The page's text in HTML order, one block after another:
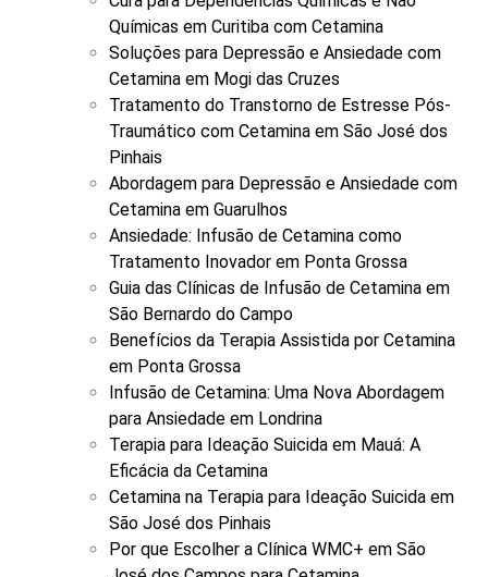
Químicas em Curitiba com Cetamina
Soluções para Depressão e Ansiedade com
Cetamina em Mogi das Cruzes
Tratamento do Transtorno de Estresse Pós-
Traumático com Cetamina em São José dos
Pinhais
Abordagem para Depressão e Ansiedade com
Cetamina em Guarulhos
Ansiedade: Infusão de Cetamina como
Tratamento Inovador em Ponta Grossa
Guia das Clínicas de Infusão de Cetamina em
São Bernardo do Campo
Benefícios da Terapia Assistida por Cetamina
em Ponta Grossa
Infusão de Cetamina: Uma Nova Abordagem
para Ansiedade em Londrina
Terapia para Ideação Suicida em Mauá: A
Eficácia da Cetamina
Cetamina na Terapia para Ideação Suicida em
São José dos Pinhais
Por que Escolher a Clínica WMC+ em São